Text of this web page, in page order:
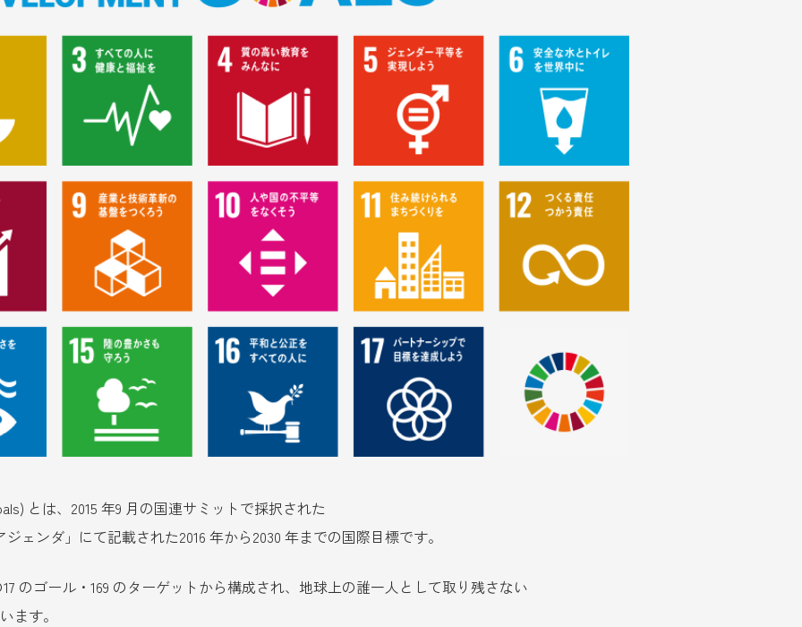
とは、2015 年9 月の国連サミットで採択された
ェンダ」にて記載された2016 年から2030 年までの国際目標です。
のゴール・169 のターゲットから構成され、地球上の誰一人として取り残さない
ます。